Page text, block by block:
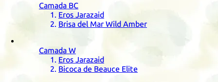
Camada BC
Eros Jarazaid
Brisa del Mar Wild Amber
Camada W
Eros Jarazaid
Bicoca de Beauce Elite